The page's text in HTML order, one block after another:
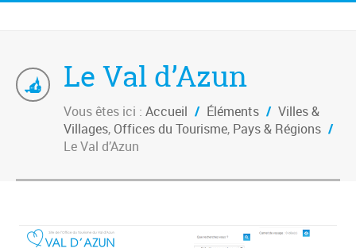
Le Val d’Azun
Vous êtes ici : Accueil / Éléments / Villes &
Villages, Offices du Tourisme, Pays & Régions /
Le Val d’Azun